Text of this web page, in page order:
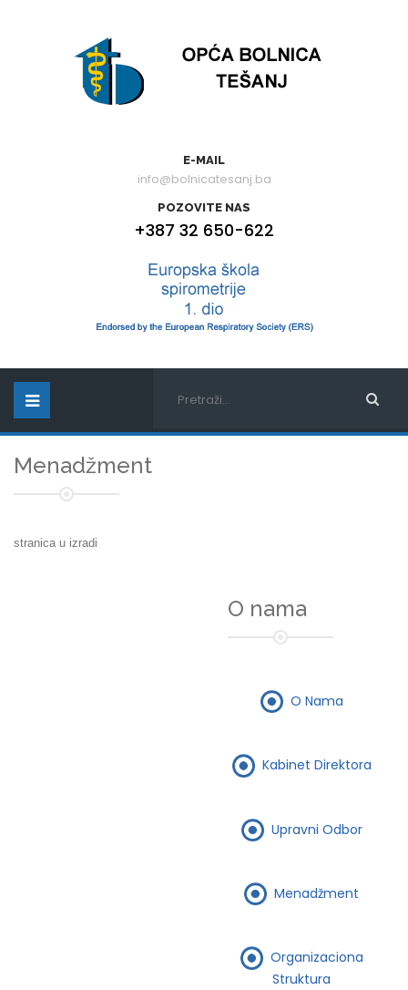
E-MAIL
info@bolnicatesanj.ba
POZOVITE NAS
+387 32 650-622
Menadžment
stranica u izradi
O nama
O Nama
Kabinet Direktora
Upravni Odbor
Menadžment
Organizaciona
Struktura